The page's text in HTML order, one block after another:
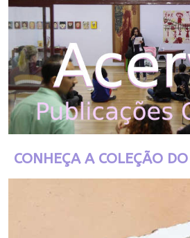
CONHEÇA A COLEÇÃO